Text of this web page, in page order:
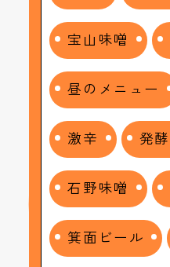
宝山味噌
昼のメニュー
激辛 発酵
石野味噌
箕面ビール